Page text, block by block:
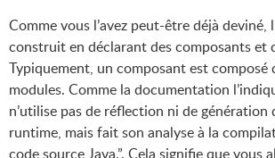
Comme vous l’avez peut-être déjà deviné,
construit en déclarant des composants et
Typiquement, un composant est composé
modules. Comme la documentation
n’utilise pas de réflection ni de génération
runtime, mais fait son analyse à la
code source Java.”. Cela signifie que vous